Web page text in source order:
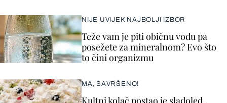
NIJE UVIJEK NAJBOLJI IZBOR
Teže vam je piti običnu vodu pa
posežete za mineralnom? Evo što
to čini organizmu
MA, SAVRŠENO!
Kultni kolač postao je sladoled,